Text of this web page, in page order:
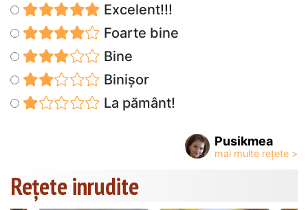
Excelent!!!
Foarte bine
Bine
Binișor
La pământ!
Pusikmea
Rețete inrudite